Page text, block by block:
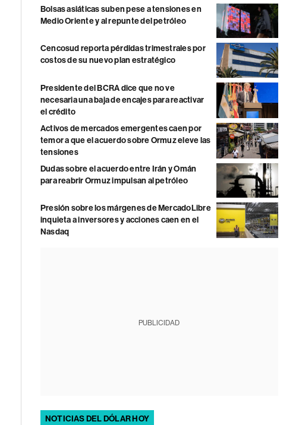
Bolsas asiáticas suben pese a tensiones en
Medio Oriente y al repunte del petróleo
Cencosud reporta pérdidas trimestrales por
costos de su nuevo plan estratégico
Presidente del BCRA dice que no ve
necesaria una baja de encajes para reactivar
el crédito
Activos de mercados emergentes caen por
temor a que el acuerdo sobre Ormuz eleve las
tensiones
Dudas sobre el acuerdo entre Irán y Omán
para reabrir Ormuz impulsan al petróleo
Presión sobre los márgenes de MercadoLibre
inquieta a inversores y acciones caen en el
Nasdaq
PUBLICIDAD
NOTICIAS DEL DÓLAR HOY